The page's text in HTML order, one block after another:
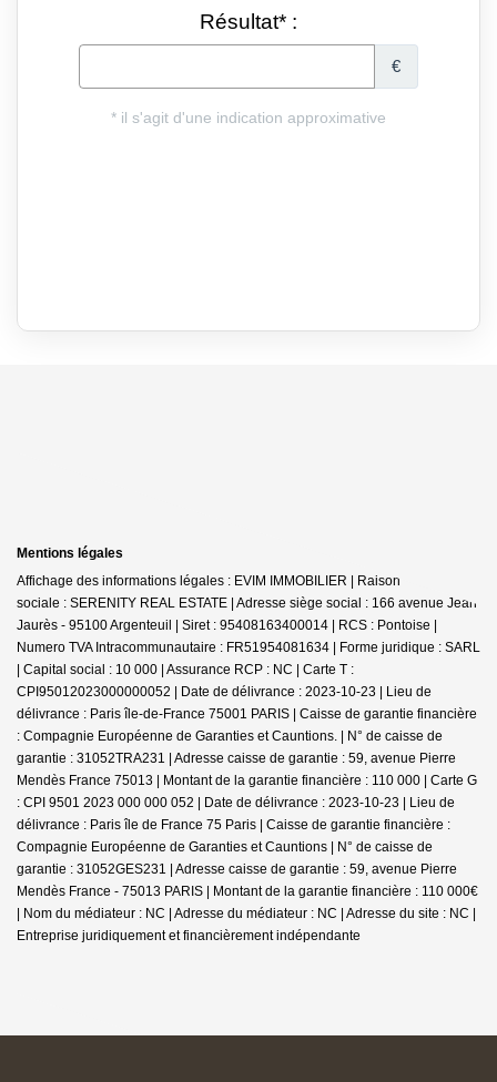
Mentions légales
Affichage des informations légales : EVIM IMMOBILIER | Raison
sociale : SERENITY REAL ESTATE | Adresse siège social : 166 avenue Jean
Jaurès - 95100 Argenteuil | Siret : 95408163400014 | RCS : Pontoise |
Numero TVA Intracommunautaire : FR51954081634 | Forme juridique : SARL
| Capital social : 10 000 | Assurance RCP : NC | Carte T :
CPI95012023000000052 | Date de délivrance : 2023-10-23 | Lieu de
délivrance : Paris île-de-France 75001 PARIS | Caisse de garantie financière
: Compagnie Européenne de Garanties et Cauntions. | N° de caisse de
garantie : 31052TRA231 | Adresse caisse de garantie : 59, avenue Pierre
Mendès France 75013 | Montant de la garantie financière : 110 000 | Carte G
: CPI 9501 2023 000 000 052 | Date de délivrance : 2023-10-23 | Lieu de
délivrance : Paris île de France 75 Paris | Caisse de garantie financière :
Compagnie Européenne de Garanties et Cauntions | N° de caisse de
garantie : 31052GES231 | Adresse caisse de garantie : 59, avenue Pierre
Mendès France - 75013 PARIS | Montant de la garantie financière : 110 000€
| Nom du médiateur : NC | Adresse du médiateur : NC | Adresse du site : NC |
Entreprise juridiquement et financièrement indépendante